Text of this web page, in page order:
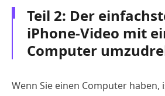
Teil 2: Der
iPhone-Video mit
Computer
Wenn Sie einen Computer haben,